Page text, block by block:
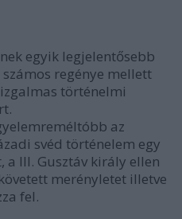
egyik legjelentősebb
számos regénye mellett
történelmi
az
svéd történelem egy
a III. Gusztáv király ellen
merényletet illetve
fel.